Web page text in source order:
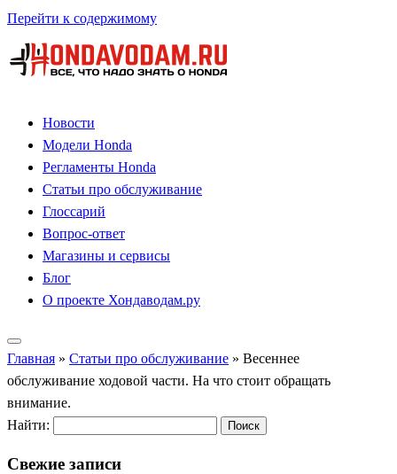
Перейти к содержимому
Новости
Модели Honda
Регламенты Honda
Статьи про обслуживание
Глоссарий
Вопрос-ответ
Магазины и сервисы
Блог
О проекте Хондаводам.ру
Главная » Статьи про обслуживание » Весеннее
обслуживание ходовой части. На что стоит обращать
внимание.
Найти:
Свежие записи